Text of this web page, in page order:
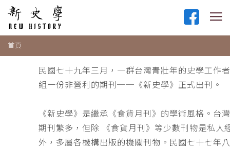
首頁
民國七十九年三月，一群台灣青壯年的史學工作
組一份非營利的期刊──《新史學》正式出刊。
《新史學》是繼承《食貨月刊》的學術風格。台
期刊繁多，但除 《食貨月刊》等少數刊物是私人
外，多屬各機構出版的機關刊物。民國七十七年